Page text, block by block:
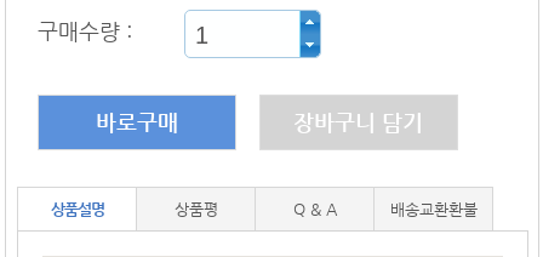
구매수량 :
바로구매 장바구니 담기
상품설명 상품평 Q & A 배송교환환불